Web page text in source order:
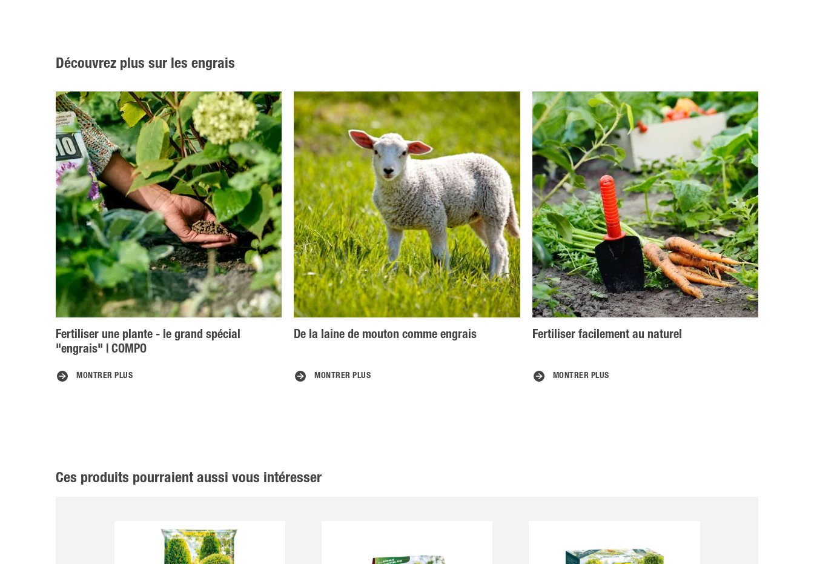
Découvrez plus sur les engrais
Fertiliser une plante - le grand spécial
"engrais" | COMPO
MONTRER PLUS
De la laine de mouton comme engrais
MONTRER PLUS
Fertiliser facilement au naturel
MONTRER PLUS
Ces produits pourraient aussi vous intéresser